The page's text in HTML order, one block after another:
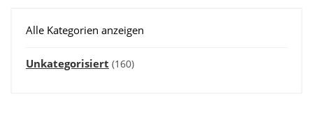
Alle Kategorien anzeigen
Unkategorisiert (160)